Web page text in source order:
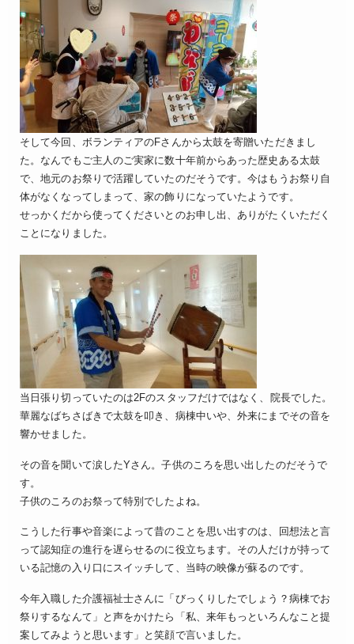
そして今回、ボランティアのFさんから太鼓を寄贈いただきまし
た。なんでもご主人のご実家に数十年前からあった歴史ある太鼓
で、地元のお祭りで活躍していたのだそうです。今はもうお祭り自
体がなくなってしまって、家の飾りになっていたようです。
せっかくだから使ってくださいとのお申し出、ありがたくいただく
ことになりました。
当日張り切っていたのは2Fのスタッフだけではなく、院長でした。
華麗なばちさばきで太鼓を叩き、病棟中いや、外来にまでその音を
響かせました。
その音を聞いて涙したYさん。子供のころを思い出したのだそうで
す。
子供のころのお祭って特別でしたよね。
こうした行事や音楽によって昔のことを思い出すのは、回想法と言
って認知症の進行を遅らせるのに役立ちます。その人だけが持って
いる記憶の入り口にスイッチして、当時の映像が蘇るのです。
今年入職した介護福祉士さんに「びっくりしたでしょう？病棟でお
祭りするなんて」と声をかけたら「私、来年もっといろんなこと提
案してみようと思います」と笑顔で言いました。